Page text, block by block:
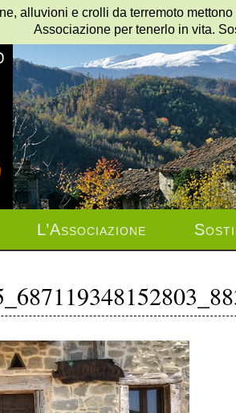
L’Associazione
alluvioni e crolli da terremoto
Associazione per tenerlo in vita.